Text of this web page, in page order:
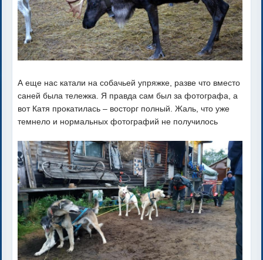
А еще нас катали на собачьей упряжке, разве что вместо
саней была тележка. Я правда сам был за фотографа, а
вот Катя прокатилась – восторг полный. Жаль, что уже
темнело и нормальных фотографий не получилось